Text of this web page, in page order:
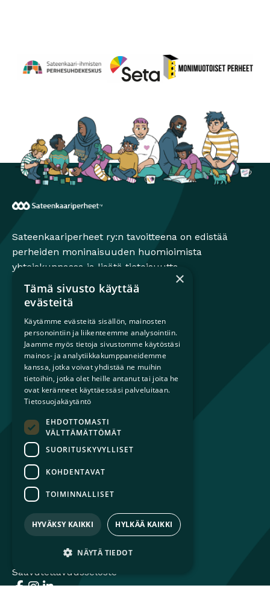
Sateenkaariperheet ry:n tavoitteena on edistää
perheiden moninaisuuden huomioimista
yhteiskunnassa ja lisätä tietoisuutta
sateenkaariperheistä.
Mikä on sateenkaariperhe?
Perheestä haaveileville
Lapsiperheille
Ammattilaisille
Päättäjille
Ajankohtaista
Tilaa uutiskirje
Lahjoita
Liity jäseneksi
Yhteystiedot
Tietosuojaseloste
Saavutettavuusseloste
×
Tämä sivusto käyttää
evästeitä
Käytämme evästeitä sisällön, mainosten
personointiin ja liikenteemme analysointiin.
Jaamme myös tietoja sivustomme käytöstäsi
mainos- ja analytiikkakumppaneidemme
kanssa, jotka voivat yhdistää ne muihin
tietoihin, jotka olet heille antanut tai joita he
ovat keränneet käyttäessäsi palveluitaan.
Tietosuojakäytäntö
EHDOTTOMASTI
VÄLTTÄMÄTTÖMÄT
SUORITUSKYVYLLISET
KOHDENTAVAT
TOIMINNALLISET
HYVÄKSY KAIKKI HYLKÄÄ KAIKKI
NÄYTÄ TIEDOT